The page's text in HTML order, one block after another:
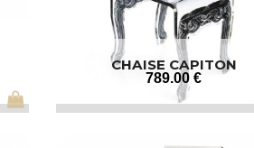
CHAISE CAPITON
789.00 €